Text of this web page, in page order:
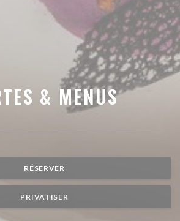
& MENUS
RÉSERVER
PRIVATISER